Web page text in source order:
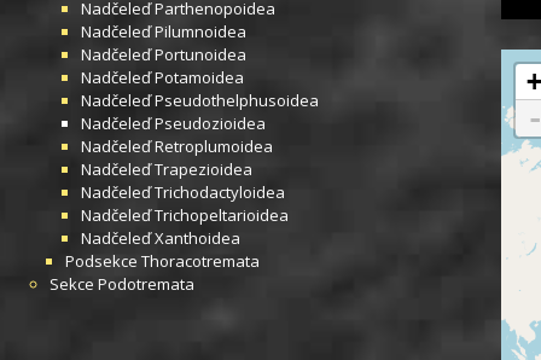
NadčeleďParthenopoidea
NadčeleďPilumnoidea
NadčeleďPortunoidea
NadčeleďPotamoidea
NadčeleďPseudothelphusoidea
NadčeleďPseudozioidea
NadčeleďRetroplumoidea
NadčeleďTrapezioidea
NadčeleďTrichodactyloidea
NadčeleďTrichopeltarioidea
NadčeleďXanthoidea
Podsekce Thoracotremata
Sekce Podotremata
+